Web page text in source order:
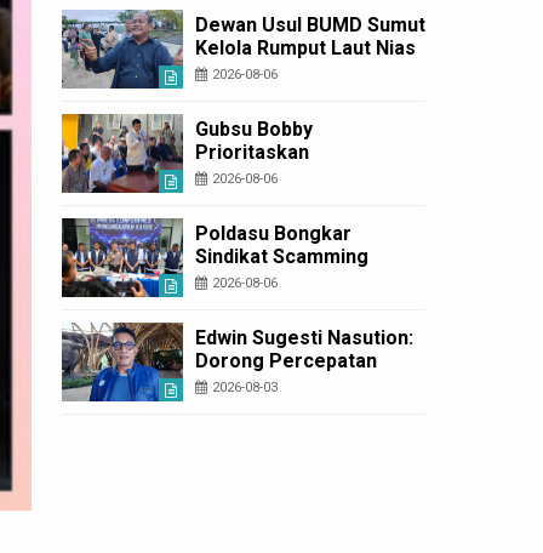
Diperbaiki
Dewan Usul BUMD Sumut
Kelola Rumput Laut Nias
Utara dari Hulu ke Hilir
2026-08-06
Gubsu Bobby
Prioritaskan
Infrastruktur Nias Utara,
Ekonomi Mulai Dibenahi
2026-08-06
Poldasu Bongkar
Sindikat Scamming
Internasional di
Korban Rugi Rp6,7 Miliar
2026-08-06
Edwin Sugesti Nasution:
Dorong Percepatan
Perda PBG Guna
2026-08-03